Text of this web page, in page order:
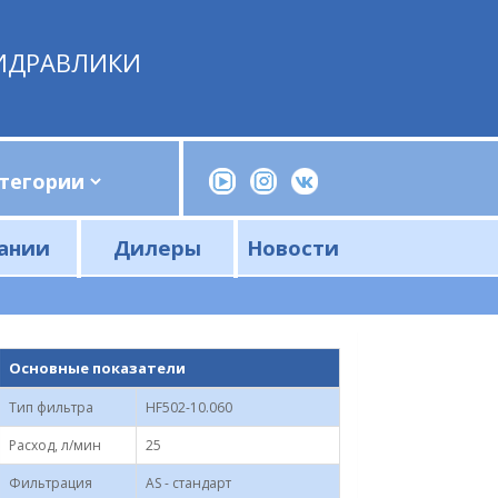
Дилеры Новости
Основные показатели
Тип фильтра
HF502-10.060
Расход, л/мин
25
Фильтрация
AS - стандарт